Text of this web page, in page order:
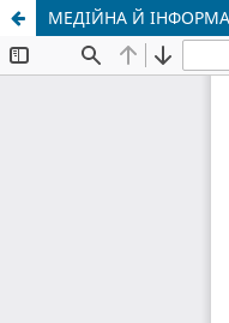
МЕДІЙНА Й